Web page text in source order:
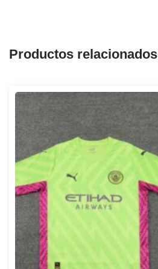
Productos relacionados